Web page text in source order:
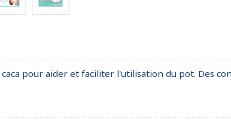
pour aider et faciliter l'utilisation du pot. Des